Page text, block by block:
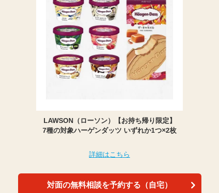
LAWSON（ローソン）【お持ち帰り限定】
7種の対象ハーゲンダッツ いずれか1つ×2枚
詳細はこちら
対面の無料相談を予約する（自宅）